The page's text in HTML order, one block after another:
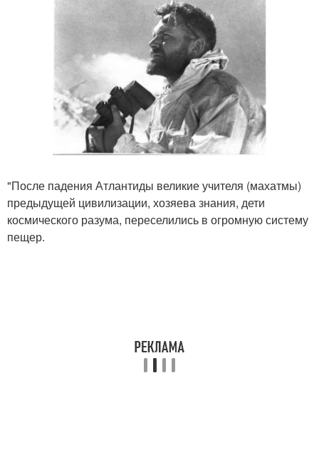
"После падения Атлантиды великие учителя (махатмы)
предыдущей цивилизации, хозяева знания, дети
космического разума, переселились в огромную систему
пещер.